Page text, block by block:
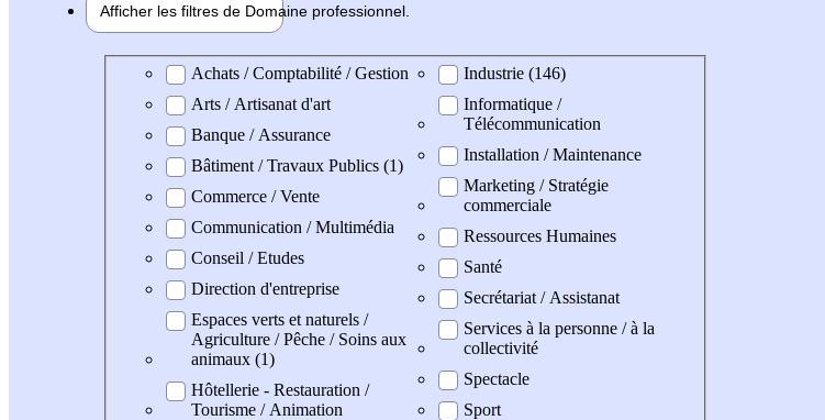
Afficher les filtres de Domaine professionnel
Domaine professionel
Achats / Comptabilité / Gestion
Arts / Artisanat d'art
Banque / Assurance
Bâtiment / Travaux Publics (1)
Commerce / Vente
Communication / Multimédia
Conseil / Etudes
Direction d'entreprise
Espaces verts et naturels /
Agriculture / Pêche / Soins aux
animaux (1)
Hôtellerie - Restauration /
Tourisme / Animation
Industrie (146)
Informatique /
Télécommunication
Installation / Maintenance
Marketing / Stratégie
commerciale
Ressources Humaines
Santé
Secrétariat / Assistanat
Services à la personne / à la
collectivité
Spectacle
Sport